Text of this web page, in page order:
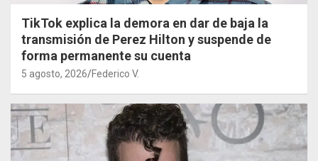
TikTok explica la demora en dar de baja la
transmisión de Perez Hilton y suspende de
forma permanente su cuenta
5 agosto, 2026 Federico V.